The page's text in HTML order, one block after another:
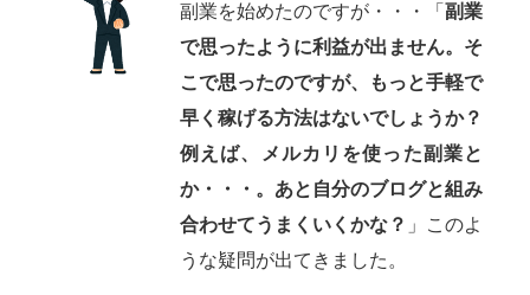
副業を始めたのですが・・・「 副業
で思ったように利益が出ません。そ
こで思ったのですが、もっと手軽で
早く稼げる方法はないでしょうか？
例えば、メルカリを使った副業と
か・・・。あと自分のブログと組み
合わせてうまくいくかな？ 」このよ
うな疑問が出てきました。